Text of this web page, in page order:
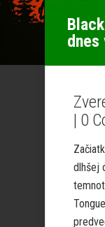
dnes
| 0
dlhšej